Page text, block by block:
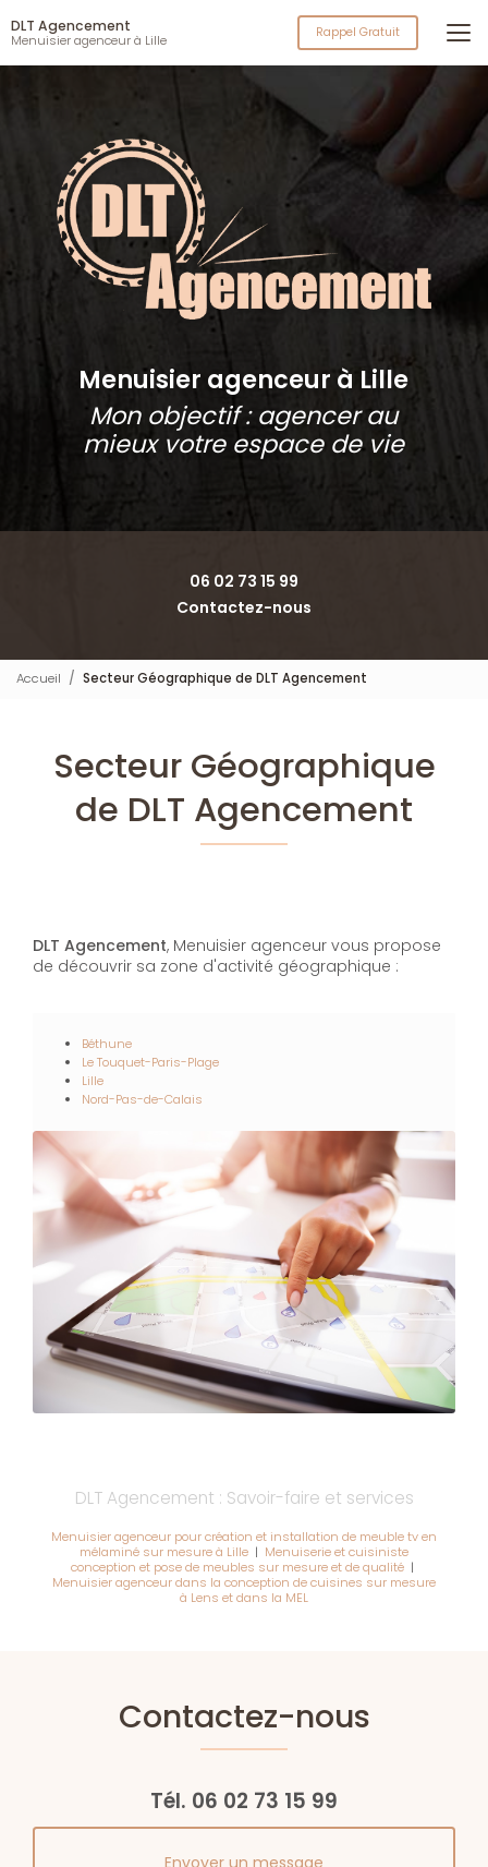
au
contenu
principal
DLT Agencement
Menuisier agenceur à Lille Rappel Gratuit
Menuisier agenceur à Lille
Mon objectif : agencer au
mieux votre espace de vie
06 02 73 15 99
Contactez-nous
Accueil Secteur Géographique de DLT Agencement
Secteur Géographique
de DLT Agencement
DLT Agencement, Menuisier agenceur vous propose
de découvrir sa zone d'activité géographique :
Béthune
Le Touquet-Paris-Plage
Lille
Nord-Pas-de-Calais
DLT Agencement : Savoir-faire et services
Menuisier agenceur pour création et installation de meuble tv en
mélaminé sur mesure à Lille | Menuiserie et cuisiniste
conception et pose de meubles sur mesure et de qualité |
Menuisier agenceur dans la conception de cuisines sur mesure
à Lens et dans la MEL
Contactez-nous
Tél. 06 02 73 15 99